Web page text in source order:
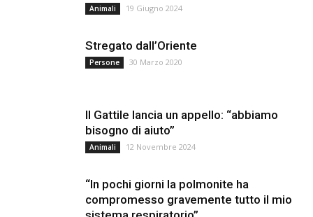
Animali 19 Giugno 2024
Stregato dall’Oriente
Persone 30 Marzo 2020
Il Gattile lancia un appello: “abbiamo
bisogno di aiuto”
Animali 12 Novembre 2024
“In pochi giorni la polmonite ha
compromesso gravemente tutto il mio